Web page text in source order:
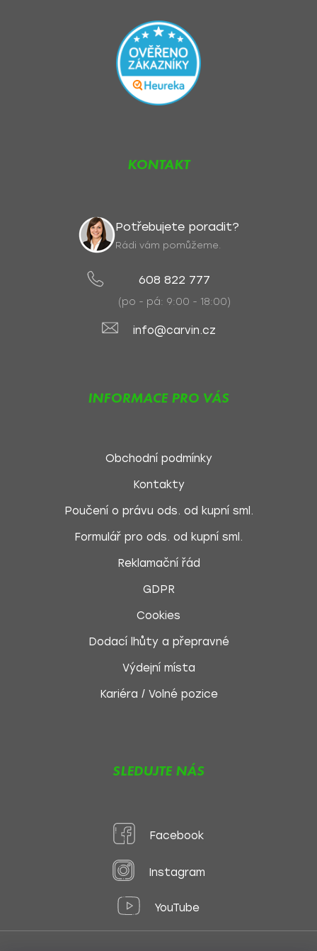
KONTAKT
Potřebujete poradit?
Rádi vám pomůžeme.
608 822 777
(po - pá: 9:00 - 18:00)
info@carvin.cz
INFORMACE PRO VÁS
Obchodní podmínky
Kontakty
Poučení o právu ods. od kupní sml.
Formulář pro ods. od kupní sml.
Reklamační řád
GDPR
Cookies
Dodací lhůty a přepravné
Výdejní místa
Kariéra / Volné pozice
SLEDUJTE NÁS
Facebook
Instagram
YouTube